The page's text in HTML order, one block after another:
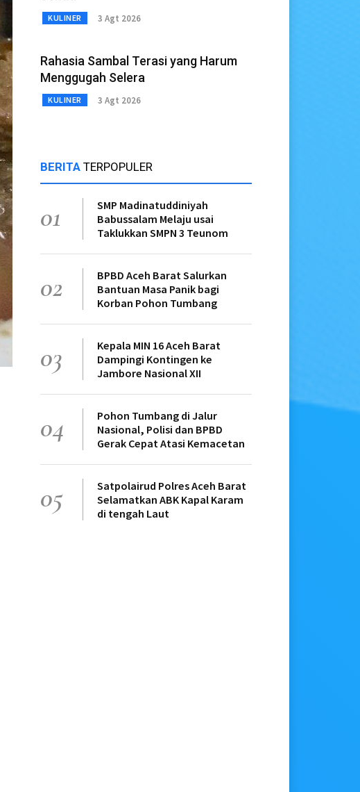
KULINER 3 Agt 2026
Rahasia Sambal Terasi yang Harum
Menggugah Selera
KULINER 3 Agt 2026
BERITA TERPOPULER
01
SMP Madinatuddiniyah
Babussalam Melaju usai
Taklukkan SMPN 3 Teunom
02
BPBD Aceh Barat Salurkan
Bantuan Masa Panik bagi
Korban Pohon Tumbang
03
Kepala MIN 16 Aceh Barat
Dampingi Kontingen ke
Jambore Nasional XII
04
Pohon Tumbang di Jalur
Nasional, Polisi dan BPBD
Gerak Cepat Atasi Kemacetan
05
Satpolairud Polres Aceh Barat
Selamatkan ABK Kapal Karam
di tengah Laut